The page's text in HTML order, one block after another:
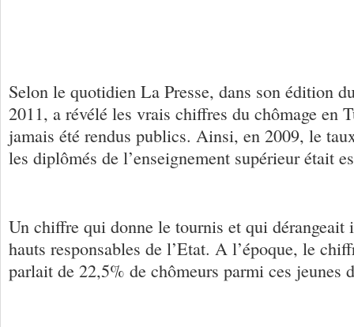
Selon le quotidien La Presse, dans son édition
2011, a révélé les vrais chiffres du chômage en
jamais été rendus publics. Ainsi, en 2009, le
les diplômés de l’enseignement supérieur était
Un chiffre qui donne le tournis et qui dérangeait
hauts responsables de l’Etat. A l’époque, le
parlait de 22,5% de chômeurs parmi ces jeunes